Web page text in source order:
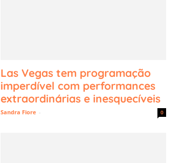
Las Vegas tem programação
imperdível com performances
extraordinárias e inesquecíveis
Sandra Fiore - 0